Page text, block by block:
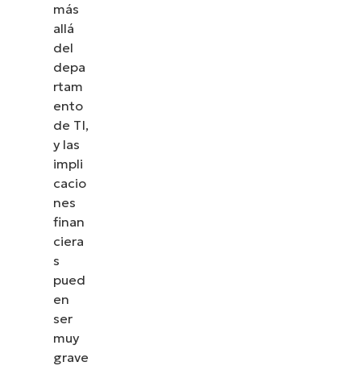
más
allá
del
depa
rtam
ento
de TI,
y las
impli
cacio
nes
finan
ciera
s
pued
en
ser
muy
grave